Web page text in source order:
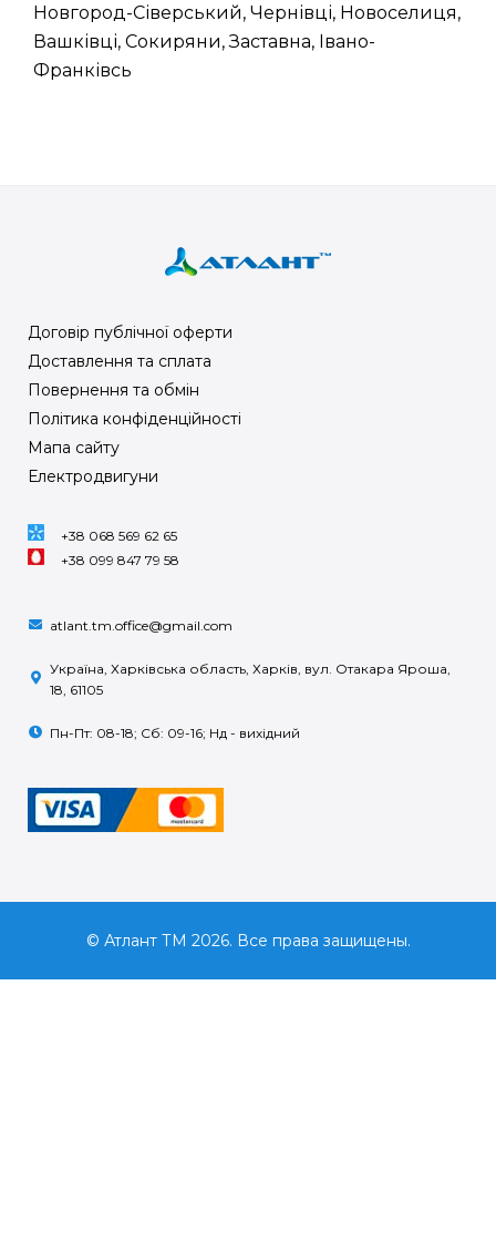
Новгород-Сіверський, Чернівці, Новоселиця,
Вашківці, Сокиряни, Заставна, Івано-
Франківсь
Договір публічної оферти
Доставлення та сплата
Повернення та обмін
Політика конфіденційності
Мапа сайту
Електродвигуни
+38 068 569 62 65
+38 099 847 79 58
atlant.tm.office@gmail.com
Україна, Харківська область, Харків, вул. Отакара Яроша,
18, 61105
Пн-Пт: 08-18; Сб: 09-16; Нд - вихідний
© Атлант ТМ 2026. Все права защищены.